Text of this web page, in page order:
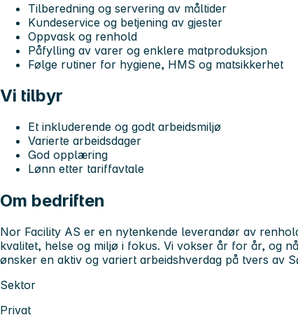
Tilberedning og servering av måltider
Kundeservice og betjening av gjester
Oppvask og renhold
Påfylling av varer og enklere matproduksjon
Følge rutiner for hygiene, HMS og matsikkerhet
Vi tilbyr
Et inkluderende og godt arbeidsmiljø
Varierte arbeidsdager
God opplæring
Lønn etter tariffavtale
Om bedriften
Nor Facility AS er en nytenkende leverandør av
kvalitet, helse og miljø i fokus. Vi vokser år for år, og
ønsker en aktiv og variert arbeidshverdag på tvers av
Sektor
Privat